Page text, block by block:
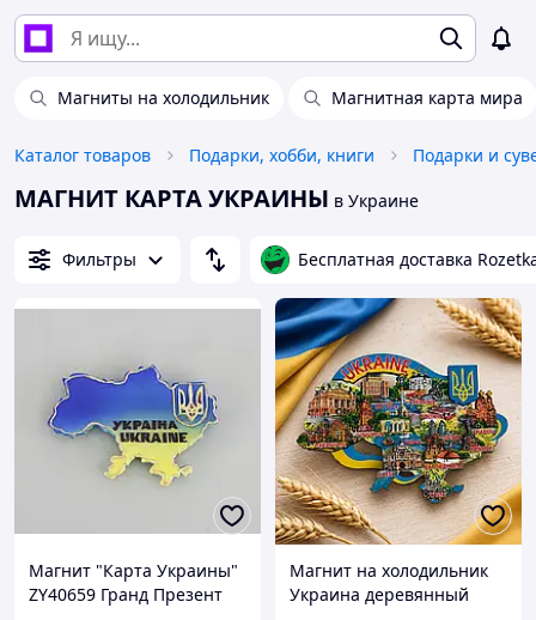
Магниты на холодильник Магнитная карта мира
Каталог товаров Подарки, хобби, книги Подарки и
МАГНИТ КАРТА УКРАИНЫ в Украине
Фильтры Бесплатная доставка
Магнит "Карта Украины"
ZY40659 Гранд Презент
Магнит на холодильник
Украина деревянный